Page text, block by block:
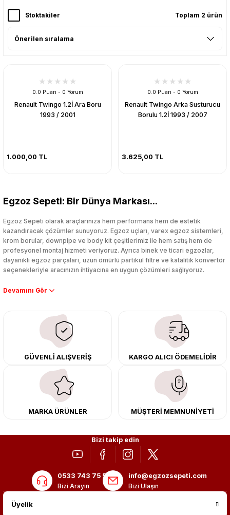
Stoktakiler Toplam 2 ürün
0.0 Puan - 0 Yorum
Renault Twingo 1.2İ Ara Boru
1993 / 2001
1.000,00 TL
0.0 Puan - 0 Yorum
Renault Twingo Arka Susturucu
Borulu 1.2İ 1993 / 2007
3.625,00 TL
Egzoz Sepeti: Bir Dünya Markası...
Egzoz Sepeti olarak araçlarınıza hem performans hem de estetik
kazandıracak çözümler sunuyoruz. Egzoz uçları, varex egzoz sistemleri,
krom borular, downpipe ve body kit çeşitlerimiz ile hem satış hem de
profesyonel montaj hizmeti veriyoruz. Ayrıca binek ve ticari egzozlar,
dayanıklı egzoz parçaları, uzun ömürlü partikül filtre ve katalitik konvertör
seçenekleriyle aracınızın ihtiyacına en uygun çözümleri sağlıyoruz.
Performans artışı isteyen sürücüler için özel performans egzozları ve
çıkma orijinal ürünler ile yenileyebilir, body kit uygulamalarıyla aracınızın
tasarımını ve aerodinamisini üst seviyeye taşıyabilirsiniz.
Tüm ürünlerimiz orijinal, dayanıklı ve uzun ömürlüdür. İstanbul’daki montaj
merkezimizde profesyonel montaj yapıyor, Türkiye’nin her yerine güvenli
kargo ile teslimat gerçekleştiriyoruz. Aracınıza değer katmak için doğru
adres: Egzoz Sepeti.
GÜVENLİ ALIŞVERİŞ KARGO ALICI ÖDEMELİDİR
MARKA ÜRÜNLER MÜŞTERİ MEMNUNİYETİ
Bizi takip edin
0533 743 75 56
Bizi Arayın
info@egzozsepeti.com
Bizi Ulaşın
Üyelik